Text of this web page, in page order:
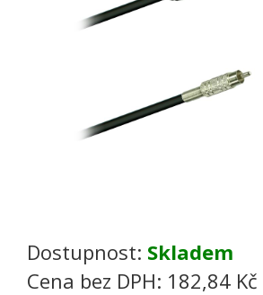
Dostupnost: Skladem
Cena bez DPH: 182,84 Kč